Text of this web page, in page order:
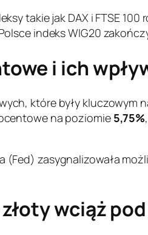
takie jak DAX i FTSE
indeks WIG20
i ich
które były kluczowym
na poziomie 5,75%
(Fed) zasygnalizowała
wciąż